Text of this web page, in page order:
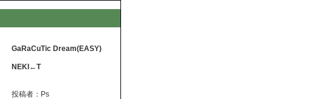
GaRaCuTic Dream(EASY)
NEKI←T
投稿者：Ps